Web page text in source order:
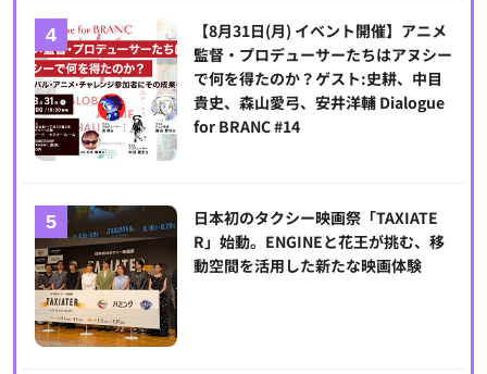
【8月31日(月) イベント開催】アニメ
監督・プロデューサーたちはアヌシー
で何を得たのか？ゲスト:史耕、中目
貴史、森山愛弓、安井洋輔 Dialogue
for BRANC #14
日本初のタクシー映画祭「TAXIATE
R」始動。ENGINEと花王が挑む、移
動空間を活用した新たな映画体験